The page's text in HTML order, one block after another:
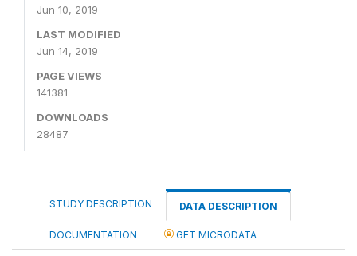
Jun 10, 2019
LAST MODIFIED
Jun 14, 2019
PAGE VIEWS
141381
DOWNLOADS
28487
STUDY DESCRIPTION DATA DESCRIPTION
DOCUMENTATION GET MICRODATA